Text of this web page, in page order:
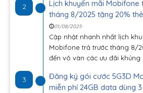
2
Lịch khuyến mãi
tháng 8/2025 tặng 20%
01/08/2025
Cập nhật nhanh nhất lịch
Mobifone trả trước tháng 8/
đến vô vàn các ưu đãi khủng
3
Đăng ký gói cước 5G3D
miễn phí 24GB data dùng